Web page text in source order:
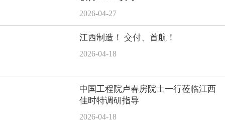
2026-04-27
江西制造！ 交付、首航！
2026-04-18
中国工程院卢春房院士一行莅临江西
佳时特调研指导
2026-04-18